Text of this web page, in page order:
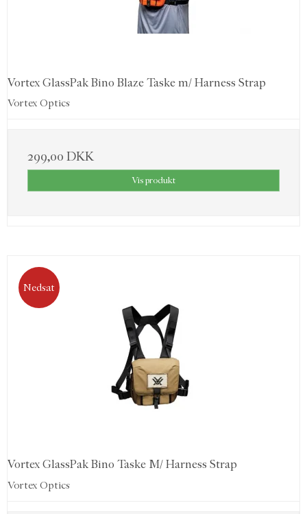
Vortex GlassPak Bino Blaze Taske m/ Harness Strap
Vortex Optics
299,00 DKK
Vis produkt
Nedsat
Vortex GlassPak Bino Taske M/ Harness Strap
Vortex Optics